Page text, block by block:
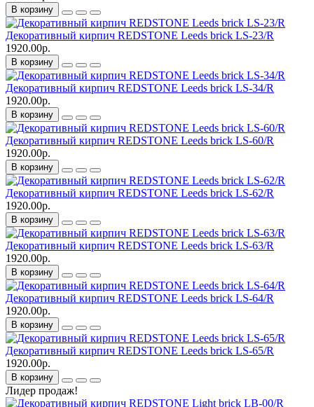
В корзину
Декоративный кирпич REDSTONE Leeds brick LS-23/R
1920.00р.
В корзину
Декоративный кирпич REDSTONE Leeds brick LS-34/R
1920.00р.
В корзину
Декоративный кирпич REDSTONE Leeds brick LS-60/R
1920.00р.
В корзину
Декоративный кирпич REDSTONE Leeds brick LS-62/R
1920.00р.
В корзину
Декоративный кирпич REDSTONE Leeds brick LS-63/R
1920.00р.
В корзину
Декоративный кирпич REDSTONE Leeds brick LS-64/R
1920.00р.
В корзину
Декоративный кирпич REDSTONE Leeds brick LS-65/R
1920.00р.
В корзину
Лидер продаж!